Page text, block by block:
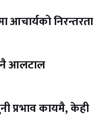
आचार्यको निरन्तरता
आलटाल
प्रभाव कायमै, केही